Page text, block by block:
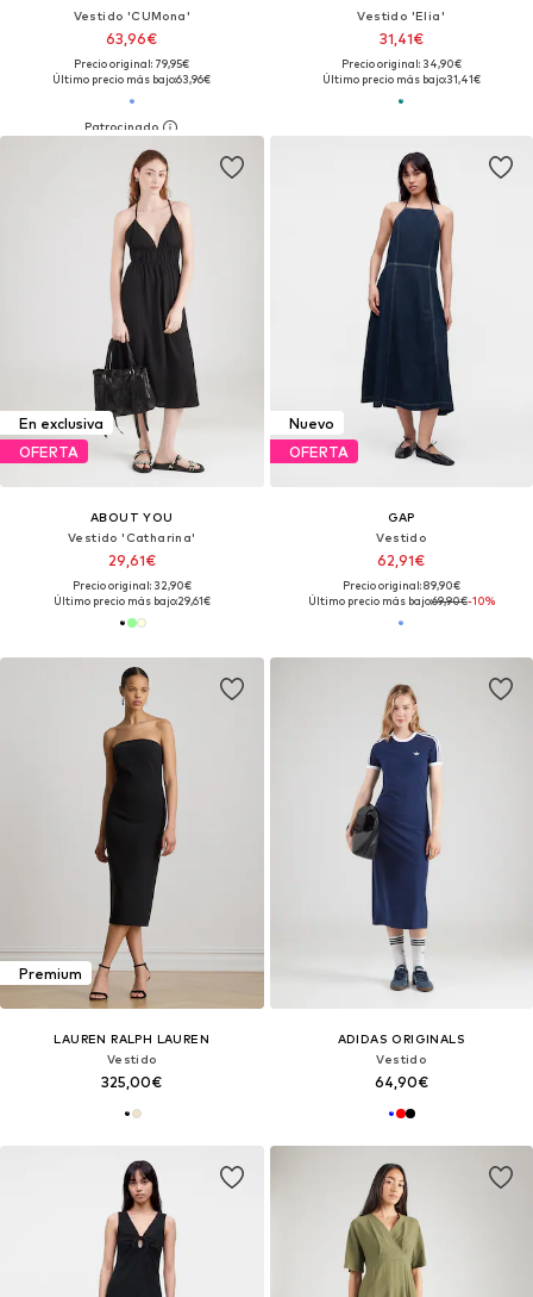
Vestido 'CUMona'
63,96€
Precio original: 79,95€
Último precio más bajo:63,96€
Vestido 'Elia'
31,41€
Precio original: 34,90€
Último precio más bajo:31,41€
En exclusiva
OFERTA
ABOUT YOU
Vestido 'Catharina'
29,61€
Precio original: 32,90€
Último precio más bajo:29,61€
Nuevo
OFERTA
GAP
Vestido
62,91€
Precio original: 89,90€
Último precio más bajo:69,90€-10%
Premium
LAUREN RALPH LAUREN
Vestido
325,00€
ADIDAS ORIGINALS
Vestido
64,90€